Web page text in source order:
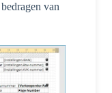
van